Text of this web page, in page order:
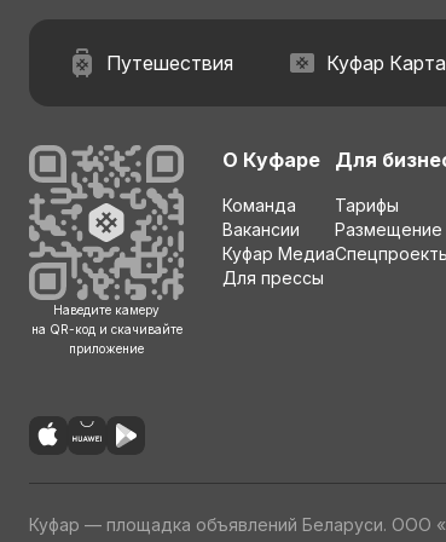
Путешествия Куфар Карта
Наведите камеру
на QR-код и скачивайте
приложение
О Куфаре
Команда
Вакансии
Куфар Медиа
Для прессы
Для
Тарифы
Размещение
Куфар — площадка объявлений Беларуси. ООО